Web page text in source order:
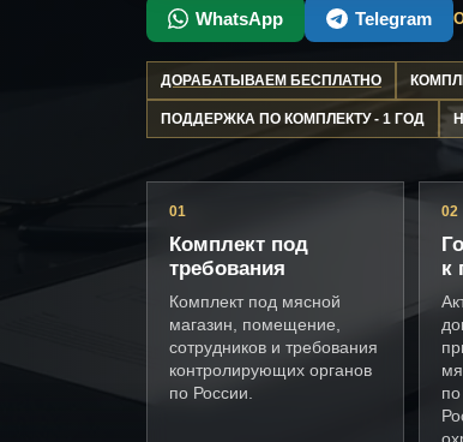
WhatsApp Telegram
ДОРАБАТЫВАЕМ БЕСПЛАТНО
ПОДДЕРЖКА ПО КОМПЛЕКТУ - 1 ГОД
01
Комплект под
требования
Комплект под мясной
магазин, помещение,
сотрудников и требования
контролирующих органов
по России.
02
к